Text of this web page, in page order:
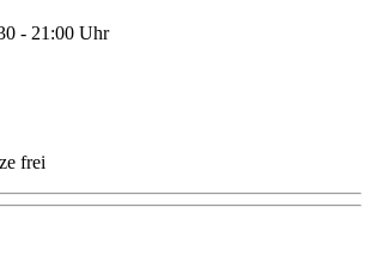
- 21:00 Uhr
frei